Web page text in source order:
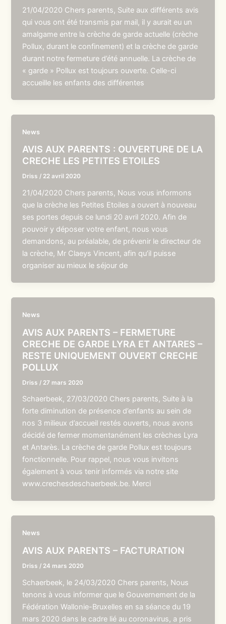
21/04/2020 Chers parents, Suite aux différents avis
qui vous ont été transmis par mail, il y aurait eu un
amalgame entre la crèche de garde actuelle (crèche
Pollux, durant le confinement) et la crèche de garde
durant notre fermeture d’été annuelle. La crèche de
« garde » Pollux est toujours ouverte. Celle-ci
accueille les enfants des différentes
News
AVIS AUX PARENTS : OUVERTURE DE LA
CRECHE LES PETITES ETOILES
Driss / 22 avril 2020
21/04/2020 Chers parents, Nous vous informons
que la crèche les Petites Etoiles a ouvert à nouveau
ses portes depuis ce lundi 20 avril 2020. Afin de
pouvoir y déposer votre enfant, nous vous
demandons, au préalable, de prévenir le directeur de
la crèche, Mr Claeys Vincent, afin qu’il puisse
organiser au mieux le séjour de
News
AVIS AUX PARENTS – FERMETURE
CRECHE DE GARDE LYRA ET ANTARES –
RESTE UNIQUEMENT OUVERT CRECHE
POLLUX
Driss / 27 mars 2020
Schaerbeek, 27/03/2020 Chers parents, Suite à la
forte diminution de présence d’enfants au sein de
nos 3 milieux d’accueil restés ouverts, nous avons
décidé de fermer momentanément les crèches Lyra
et Antarès. La crèche de garde Pollux est toujours
fonctionnelle. Pour rappel, nous vous invitons
également à vous tenir informés via notre site
www.crechesdeschaerbeek.be. Merci
News
AVIS AUX PARENTS – FACTURATION
Driss / 24 mars 2020
Schaerbeek, le 24/03/2020 Chers parents, Nous
tenons à vous informer que le Gouvernement de la
Fédération Wallonie-Bruxelles en sa séance du 19
mars 2020 dans le cadre lié au coronavirus, a pris